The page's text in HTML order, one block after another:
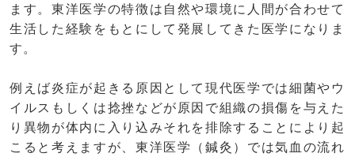
ます。東洋医学の特徴は自然や環境に人間が合わせて
生活した経験をもとにして発展してきた医学になりま
す。
例えば炎症が起きる原因として現代医学では細菌やウ
イルスもしくは捻挫などが原因で組織の損傷を与えた
り異物が体内に入り込みそれを排除することにより起
こると考えますが、東洋医学（鍼灸）では気血の流れ